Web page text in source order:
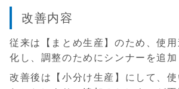
改善内容
従来は【まとめ生産】のため、使
化し、調整のためにシンナーを追加
改善後は【小分け生産】にして、